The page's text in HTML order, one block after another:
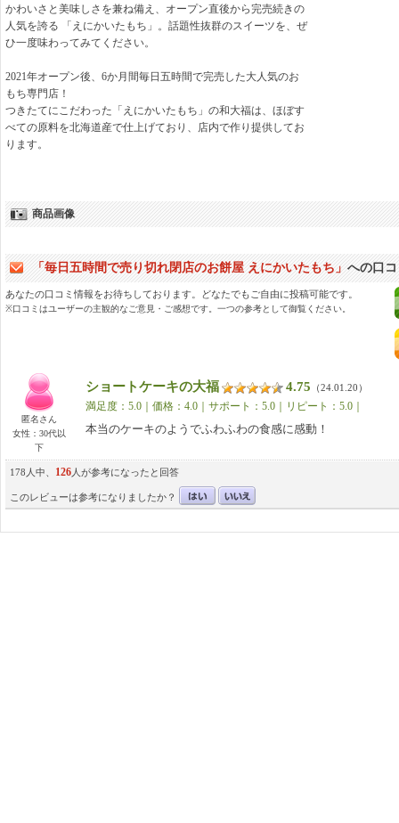
かわいさと美味しさを兼ね備え、オープン直後から完売続きの
人気を誇る 「えにかいたもち」。話題性抜群のスイーツを、ぜ
ひ一度味わってみてください。
2021年オープン後、6か月間毎日五時間で完売した大人気のお
もち専門店！
つきたてにこだわった「えにかいたもち」の和大福は、ほぼす
べての原料を北海道産で仕上げており、店内で作り提供してお
ります。
商品画像
「毎日五時間で売り切れ閉店のお餅屋 えにかいたもち」 への口
あなたの口コミ情報をお待ちしております。どなたでもご自由に投稿可能です。
※口コミはユーザーの主観的なご意見・ご感想です。一つの参考として御覧ください。
匿名さん
女性：30代以
下
ショートケーキの大福 4.75 （24.01.20）
満足度：5.0｜価格：4.0｜サポート：5.0｜リピート：5.0｜
本当のケーキのようでふわふわの食感に感動！
178人中、 126 人が参考になったと回答
このレビューは参考になりましたか？